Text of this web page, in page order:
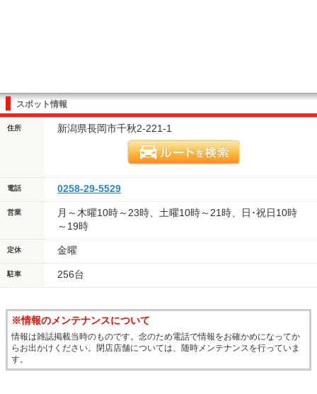
スポット情報
住所 新潟県長岡市千秋2-221-1
電話 0258-29-5529
営業
月～木曜10時～23時、土曜10時～21時、日･祝日10時
～19時
定休 金曜
駐車 256台
※情報のメンテナンスについて
情報は雑誌掲載当時のものです。念のため電話で情報をお確かめになってか
らお出かけください。閉店店舗については、随時メンテナンスを行っていま
す。